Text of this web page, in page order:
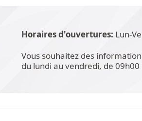
Horaires d'ouvertures: Lun-
Vous souhaitez des
du lundi au vendredi, de 09h00